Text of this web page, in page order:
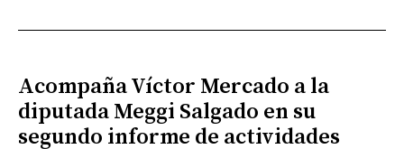
Acompaña Víctor Mercado a la
diputada Meggi Salgado en su
segundo informe de actividades